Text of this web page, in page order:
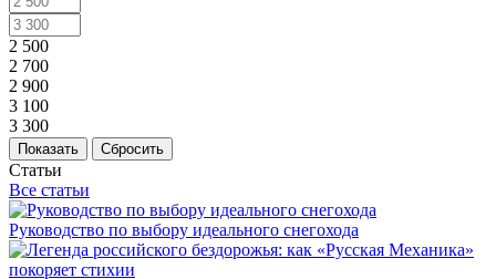
2 500
2 700
2 900
3 100
3 300
Показать Сбросить
Статьи
Все статьи
Руководство по выбору идеального снегохода